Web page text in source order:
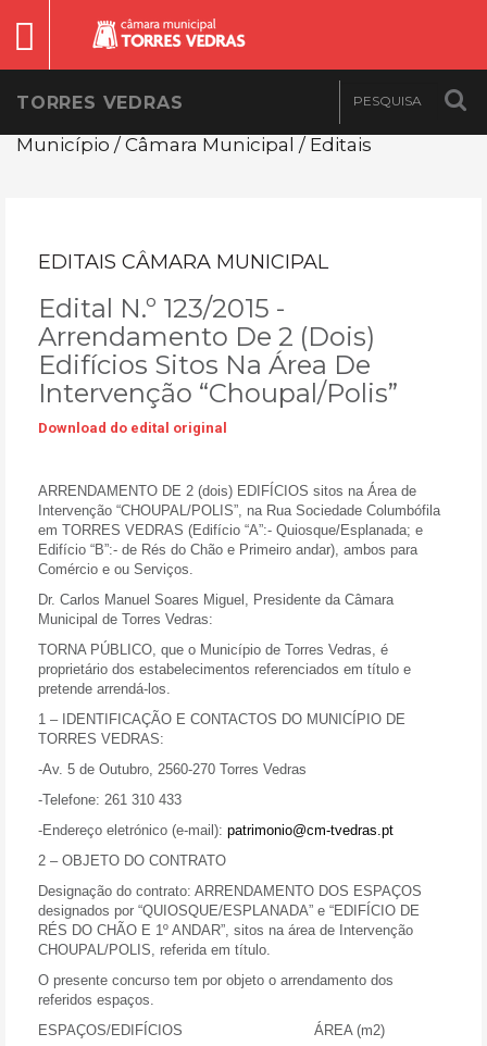
TORRES VEDRAS
Município / Câmara Municipal / Editais
EDITAIS CÂMARA MUNICIPAL
Edital N.º 123/2015 -
Arrendamento De 2 (Dois)
Edifícios Sitos Na Área De
Intervenção “Choupal/Polis”
Download do edital original
ARRENDAMENTO DE 2 (dois) EDIFÍCIOS sitos na Área de
Intervenção “CHOUPAL/POLIS”, na Rua Sociedade Columbófila
em TORRES VEDRAS (Edifício “A”:- Quiosque/Esplanada; e
Edifício “B”:- de Rés do Chão e Primeiro andar), ambos para
Comércio e ou Serviços.
Dr. Carlos Manuel Soares Miguel, Presidente da Câmara
Municipal de Torres Vedras:
TORNA PÚBLICO, que o Município de Torres Vedras, é
proprietário dos estabelecimentos referenciados em título e
pretende arrendá-los.
1 – IDENTIFICAÇÃO E CONTACTOS DO MUNICÍPIO DE
TORRES VEDRAS:
-Av. 5 de Outubro, 2560-270 Torres Vedras
-Telefone: 261 310 433
-Endereço eletrónico (e-mail): patrimonio@cm-tvedras.pt
2 – OBJETO DO CONTRATO
Designação do contrato: ARRENDAMENTO DOS ESPAÇOS
designados por “QUIOSQUE/ESPLANADA” e “EDIFÍCIO DE
RÉS DO CHÃO E 1º ANDAR”, sitos na área de Intervenção
CHOUPAL/POLIS, referida em título.
O presente concurso tem por objeto o arrendamento dos
referidos espaços.
ESPAÇOS/EDIFÍCIOS
ÁREA (m2)